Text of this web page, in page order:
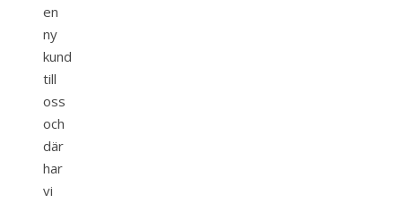
en
ny
kund
till
oss
och
där
har
vi